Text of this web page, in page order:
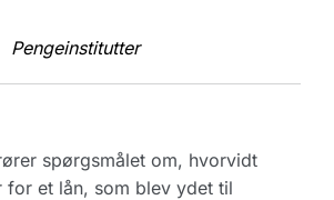
Pengeinstitutter
spørgsmålet om, hvorvidt
et lån, som blev ydet til